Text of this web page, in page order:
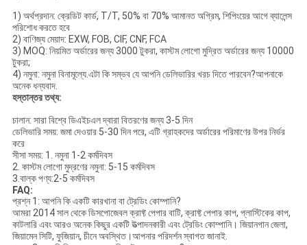
1) অর্থপ্রদান: ক্রেডিট কার্ড, T/T, 50% বা 70% আমানত অগ্রিম, শিপিংয়ের আগে ব্যালেন্স
পরিশোধ করতে হবে
2) বাণিজ্য মেয়াদ: EXW, FOB, CIF, CNF, FCA
3) MOQ: নিয়মিত অর্ডারের জন্য 3000 টুকরা, কাস্টম লোগো মুদ্রিত অর্ডারের জন্য 10000
টুকরা;
4) নমুনা: নমুনা বিনামূল্যে.এটা কি সম্ভব যে আপনি ডেলিভারির খরচ দিতে পারবেন?আপনাকে
অনেক ধন্যবাদ.
হস্তান্তর তথ্য:
চালান: সারা বিশ্বে ডিএইচএল দ্বারা বিতরণের জন্য 3-5 দিন
ডেলিভারি সময়: জমা দেওয়ার 5-30 দিন পরে, এটি গ্রাহকদের অর্ডারের পরিমাণের উপর নির্ভর
করে
সীসা সময়: 1. নমুনা 1-2 কর্মদিবস
2. কাস্টম লোগো মুদ্রণের নমুনা: 5-15 কর্মদিবস
3.বাল্ক পণ্য:2-5 কর্মদিবস
FAQ:
প্রশ্ন 1: আপনি কি একটি কারখানা বা ট্রেডিং কোম্পানি?
আমরা 2014 সাল থেকে ডিসপোজেবল ক্রাফ্ট পেপার বাটি, ক্রাফ্ট পেপার কাপ, প্লাস্টিকের কাপ,
কাটলারি এবং আরও অনেক কিছুর একটি উত্পাদনকারী এবং ট্রেডিং কোম্পানি। জিয়ানগান জেলা,
জিয়ামেন সিটি, ফুজিয়ান, চীনে অবস্থিত।আপনার পরিদর্শন স্বাগত জানাই.